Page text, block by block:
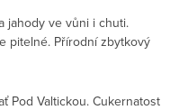
jahody ve vůni i chuti.
pitelné. Přírodní zbytkový
Pod Valtickou. Cukernatost